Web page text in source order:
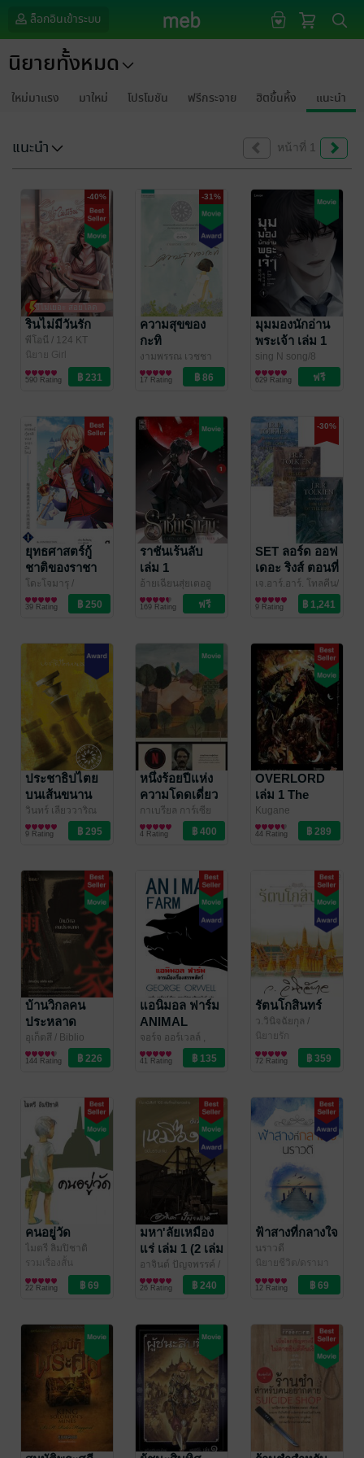
ล็อกอินเข้าระบบ
นิยายทั้งหมด
ใหม่มาแรง มาใหม่ โปรโมชัน ฟรีกระจาย ฮิตขึ้นหิ้ง แนะนำ
แนะนำ หน้าที่ 1
-40%
มีไม่เยอะ สอยโลด
รินไม่มีวันรัก
พีโอนี / 124 KT
นิยาย Girl
Love/Yuri
590 Rating
-31%
ความสุขของ
กะทิ
งามพรรณ เวชชา
ชีวะ/ แพรวสำนัก
พิมพ์
วรรณกรรมเยาวชน
17 Rating
มุมมองนักอ่าน
พระเจ้า เล่ม 1
sing N song/8
hours/ Levon
Publishing
นิยายแฟนตาซี
629 Rating
ยุทธศาสตร์กู้
ชาติของราชา
มือใหม่ เล่ม 1
(ฉบับนิยาย)
โดะโจมารุ /
ANIMAG (สำนัก
พิมพ์อนิแม็ก)
ไลท์โนเวล
39 Rating
ราชันเร้นลับ
เล่ม 1
อ้ายเฉียนสุ่ยเตออู
เจ๋ย/ Ink Stone
นิยายแฟนตาซี
169 Rating
-30%
SET ลอร์ด ออฟ
เดอะ ริงส์ ตอนที่
1-3
เจ.อาร์.อาร์. โทลคีน/
วัลลี ชื่นยง / แพรว
เยาวชน
วรรณกรรมเยาวชน
9 Rating
ประชาธิปไตย
บนเส้นขนาน
วินทร์ เลียววาริณ
วรรณกรรมทั่วไป
9 Rating
หนึ่งร้อยปีแห่ง
ความโดดเดี่ยว
กาเบรียล การ์เซีย
มาร์เกซ
/ บทจร
วรรณกรรมคลาสสิก/
วรรณคดีไทย
4 Rating
OVERLORD
เล่ม 1 The
undead king
ราชันอมตะ
Kugane
Maruyama
DEXPRESS
ไลท์โนเวล
44 Rating
บ้านวิกลคน
ประหลาด
อุเก็ตสึ / Biblio
นิยายสืบสวน
สอบสวน/ทริลเลอร์
144 Rating
แอนิมอล ฟาร์ม
ANIMAL
FARM
จอร์จ ออร์เวลล์ ,
สรวงอัปสร กสิกรานั
นท์ / แอร์โรว์ คลาส
นิยายเสียดสีสังคม
41 Rating
รัตนโกสินทร์
ว.วินิจฉัยกุล /
ว.วินิจฉัยกุล, แก้ว
เก้า
นิยายรัก
72 Rating
คนอยู่วัด
ไมตรี ลิมปิชาติ
รวมเรื่องสั้น
22 Rating
มหา'ลัยเหมือง
แร่ เล่ม 1 (2 เล่ม
จบ)
อาจินต์ ปัญจพรรค์ /
โอเลี้ยงห้าแก้ว
วรรณกรรมทั่วไป
26 Rating
ฟ้าสางที่กลางใจ
นราวดี
นิยายชีวิต/ดรามา
12 Rating